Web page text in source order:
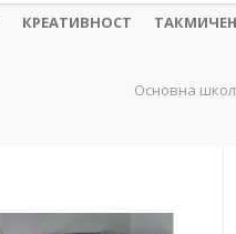
КРЕАТИВНОСТ
Основна